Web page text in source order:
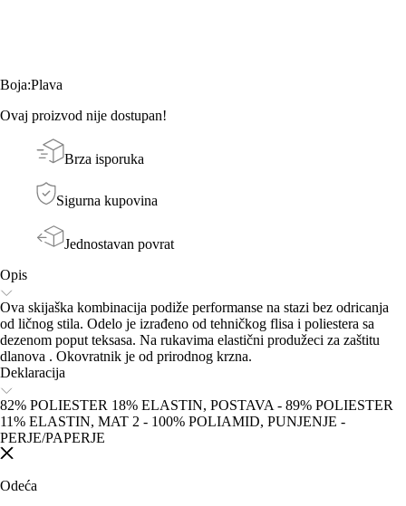
Boja:Plava
Ovaj proizvod nije dostupan!
Brza isporuka
Sigurna kupovina
Jednostavan povrat
Opis
Ova skijaška kombinacija podiže performanse na stazi bez odricanja
od ličnog stila. Odelo je izrađeno od tehničkog flisa i poliestera sa
dezenom poput teksasa. Na rukavima elastični produžeci za zaštitu
dlanova . Okovratnik je od prirodnog krzna.
Deklaracija
82% POLIESTER 18% ELASTIN, POSTAVA - 89% POLIESTER
11% ELASTIN, MAT 2 - 100% POLIAMID, PUNJENJE -
PERJE/PAPERJE
Odeća